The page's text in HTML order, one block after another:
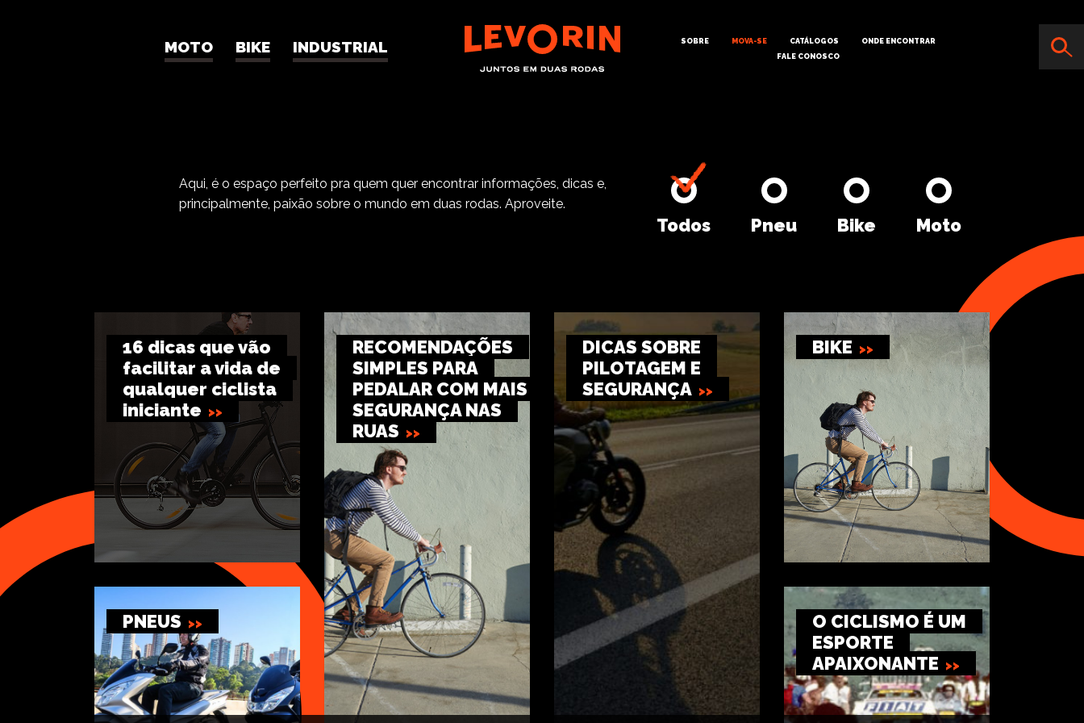
MOTO BIKE INDUSTRIAL SOBRE MOVA-SE CATÁLOGOS
ONDE ENCONTRAR
FALE CONOSCO
Aqui, é o espaço perfeito pra quem quer encontrar informações, dicas e,
principalmente, paixão sobre o mundo em duas rodas. Aproveite.
Todos Pneu Bike Moto
16 dicas que vão
facilitar a vida de
qualquer ciclista
iniciante
RECOMENDAÇÕES
SIMPLES PARA
PEDALAR COM MAIS
SEGURANÇA NAS
RUAS
DICAS SOBRE
PILOTAGEM E
SEGURANÇA
BIKE
PNEUS
O CICLISMO É UM
ESPORTE
APAIXONANTE